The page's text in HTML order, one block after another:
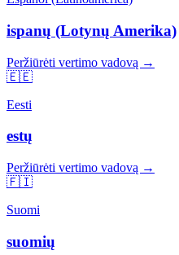
ispanų (Lotynų Amerika)
Peržiūrėti vertimo vadovą →
🇪🇪
Eesti
estų
Peržiūrėti vertimo vadovą →
🇫🇮
Suomi
suomių